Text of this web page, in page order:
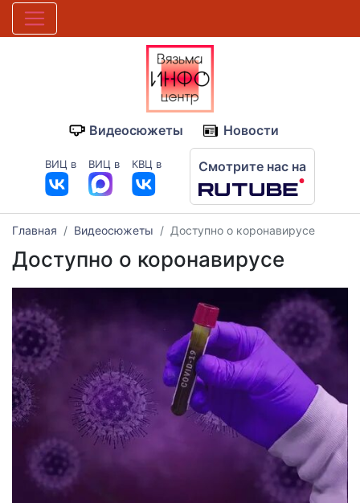
Видеосюжеты Новости
ВИЦ в ВИЦ в КВЦ в Смотрите нас на
Главная Видеосюжеты Доступно о коронавирусе
Доступно о коронавирусе